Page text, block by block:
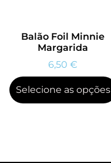
Balão Foil Minnie
Margarida
6,50 €
Selecione as opções